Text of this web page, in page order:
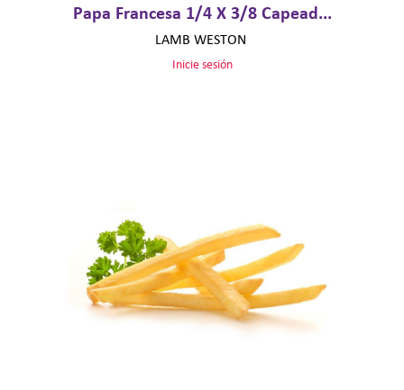
Papa Francesa 1/4 X 3/8 Capead...
LAMB WESTON
Inicie sesión